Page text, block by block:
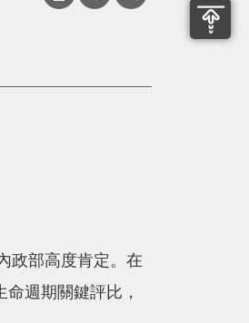
政部高度肯定。在
週期關鍵評比，